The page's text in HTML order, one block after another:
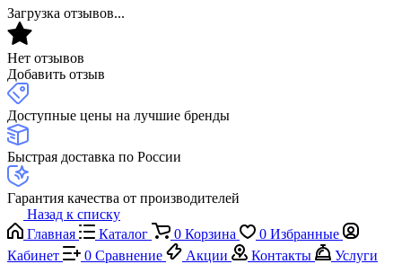
Загрузка отзывов...
Нет отзывов
Добавить отзыв
Доступные цены на лучшие бренды
Быстрая доставка по России
Гарантия качества от производителей
Назад к списку
Главная
Каталог 0 Корзина 0 Избранные
Кабинет
0 Сравнение Акции Контакты
Услуги